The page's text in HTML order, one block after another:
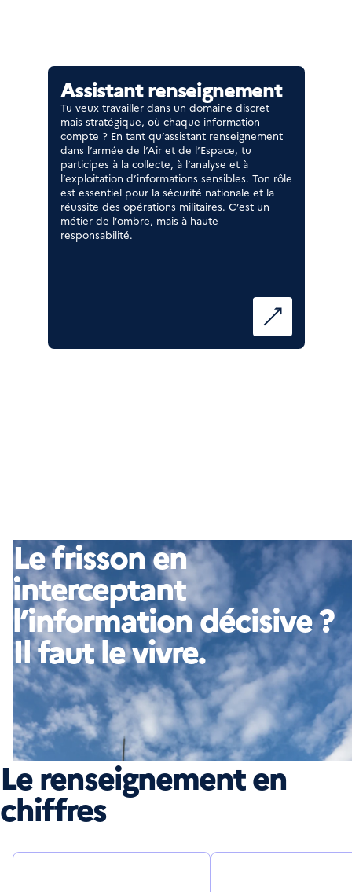
Assistant renseignement
Tu veux travailler dans un domaine discret
mais stratégique, où chaque information
compte ? En tant qu’assistant renseignement
dans l’armée de l’Air et de l’Espace, tu
participes à la collecte, à l’analyse et à
l’exploitation d’informations sensibles. Ton rôle
est essentiel pour la sécurité nationale et la
réussite des opérations militaires. C’est un
métier de l’ombre, mais à haute
responsabilité.
Le frisson en
interceptant
l’information décisive ?
Il faut le vivre.
Le renseignement en
chiffres